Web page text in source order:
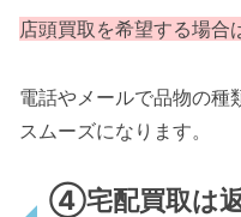
店頭買取を希望する場合
電話やメールで品物の種
スムーズになります。
④宅配買取は